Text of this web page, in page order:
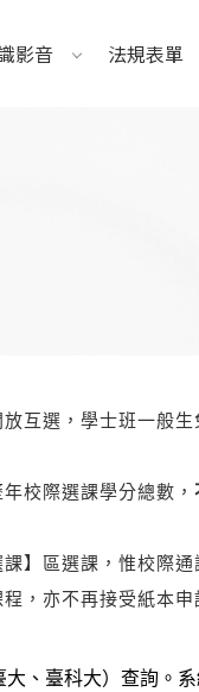
影音 法規表單
互選，學士班一般生
校際選課學分總數，
】區選課，惟校際通
，亦不再接受紙本申
、臺科大）查詢。